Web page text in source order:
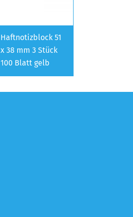
Haftnotizblock 51
x 38 mm 3 Stück
100 Blatt gelb